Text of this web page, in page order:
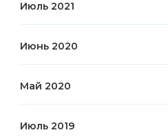
Июль 2021
Июнь 2020
Май 2020
Июль 2019